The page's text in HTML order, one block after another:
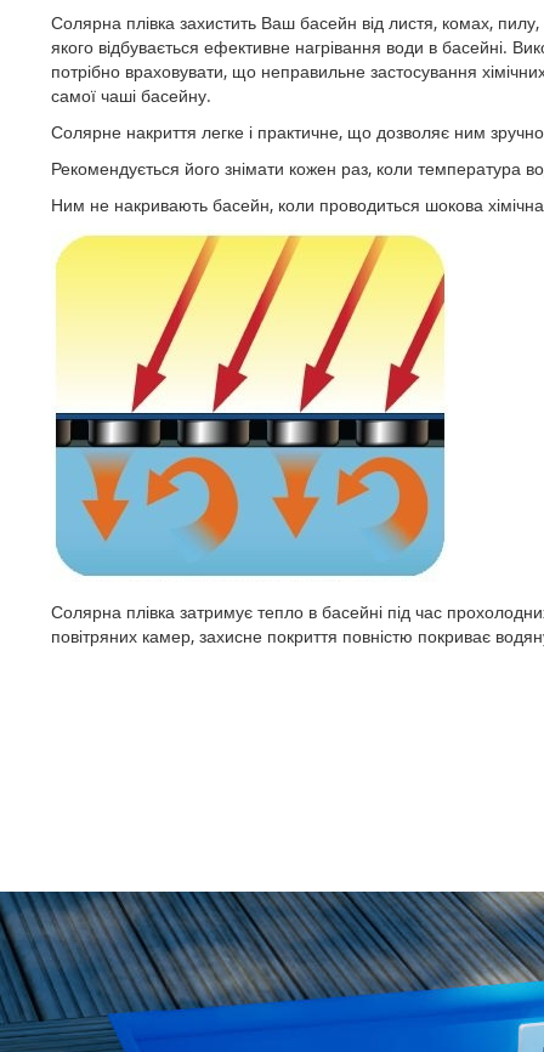
зображень
Солярна плівка захистить Ваш басейн від листя, комах,
якого відбувається ефективне нагрівання води в басейні.
потрібно враховувати, що неправильне застосування
самої чаші басейну.
Солярне накриття легке і практичне, що дозволяє ним
Рекомендується його знімати кожен раз, коли температура
Ним не накривають басейн, коли проводиться шокова
Солярна плівка затримує тепло в басейні під час
повітряних камер, захисне покриття повністю покриває